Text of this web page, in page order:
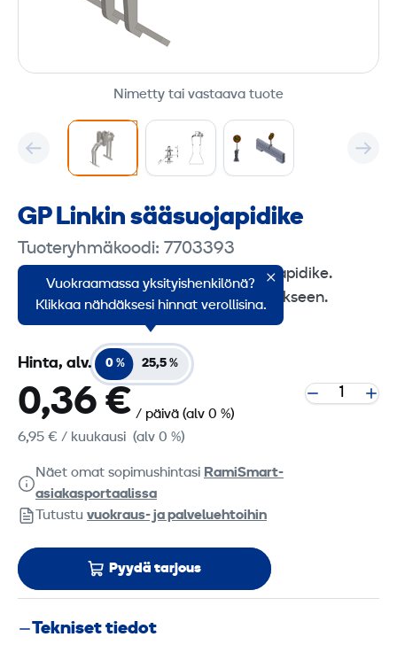
Nimetty tai vastaava tuote
GP Linkin sääsuojapidike
Tuoteryhmäkoodi: 7703393
GP-linkin päälle kiinnitettävä sääsuojapidike.
Soveltuu myös liikennemerkin kiinnitykseen.
Vuokraamassa yksityishenkilönä?
Klikkaa nähdäksesi hinnat verollisina.
Hinta, alv. 0 % 25,5 %
0,36 € / päivä (alv 0 %)
6,95 € / kuukausi (alv 0 %)
Näet omat sopimushintasi RamiSmart-
asiakasportaalissa
Tutustu vuokraus- ja palveluehtoihin
Pyydä tarjous
Tekniset tiedot